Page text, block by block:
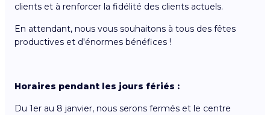
clients et à renforcer la fidélité des clients actuels.
En attendant, nous vous souhaitons à tous des fêtes
productives et d'énormes bénéfices !
Horaires pendant les jours fériés :
Du 1er au 8 janvier, nous serons fermés et le centre